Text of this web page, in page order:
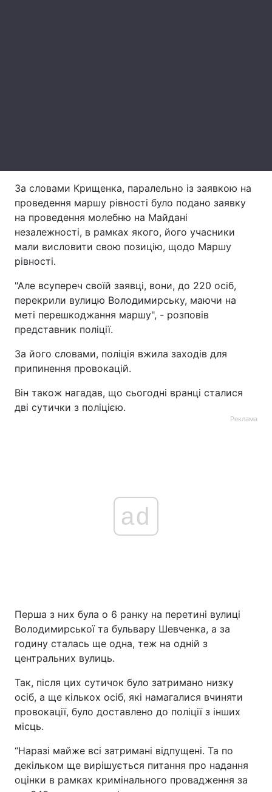
Тема оформлення
За словами Крищенка, паралельно із заявкою на
проведення маршу рівності було подано заявку
на проведення молебню на Майдані
незалежності, в рамках якого, його учасники
мали висловити свою позицію, щодо Маршу
рівності.
"Але всупереч своїй заявці, вони, до 220 осіб,
перекрили вулицю Володимирську, маючи на
меті перешкоджання маршу", - розповів
представник поліції.
За його словами, поліція вжила заходів для
припинення провокацій.
Він також нагадав, що сьогодні вранці сталися
дві сутички з поліцією.
Реклама
ad
Перша з них була о 6 ранку на перетині вулиці
Володимирської та бульвару Шевченка, а за
годину сталась ще одна, теж на одній з
центральних вулиць.
Так, після цих сутичок було затримано низку
осіб, а ще кількох осіб, які намагалися вчиняти
провокації, було доставлено до поліції з інших
місць.
“Наразі майже всі затримані відпущені. Та по
декільком ще вирішується питання про надання
оцінки в рамках кримінального провадження за